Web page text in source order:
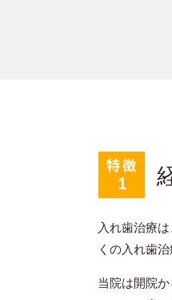
入れ歯治療
くの入れ歯
当院は開院